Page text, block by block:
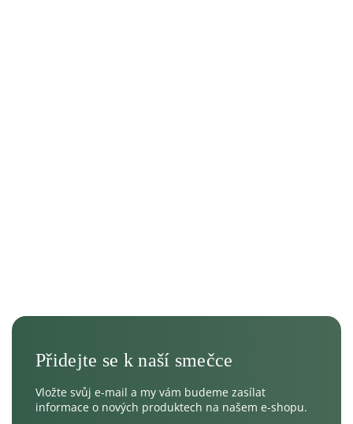
Vložte svůj e-mail a my vám budeme zasílat
informace o nových produktech na našem e-shopu.